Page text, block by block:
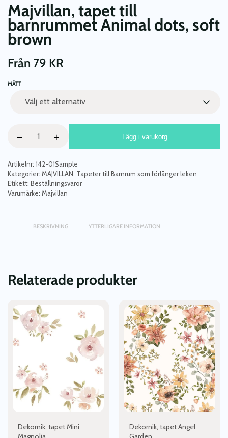
Majvillan, tapet till
barnrummet Animal dots, soft
brown
Från 79 KR
MÅTT
tapet
barnrummet
Animal
dots,
soft
− + Lägg i varukorg
Artikelnr: 142-01Sample
Kategorier: MAJVILLAN Tapeter till Barnrum som förlänger leken
Etikett: Beställningsvaror
Varumärke: Majvillan
BESKRIVNING YTTERLIGARE INFORMATION
Relaterade produkter
Dekornik, tapet Mini
Dekornik, tapet Angel